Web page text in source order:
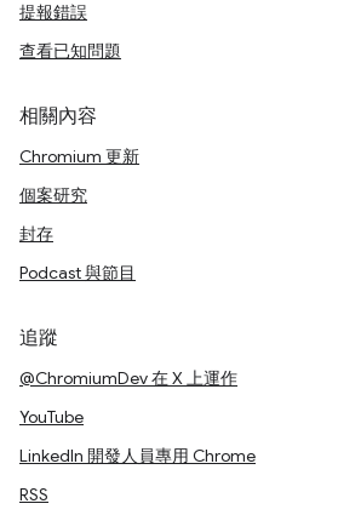
提報錯誤
查看已知問題
相關內容
Chromium 更新
個案研究
封存
Podcast 與節目
追蹤
@ChromiumDev 在 X 上運作
YouTube
LinkedIn 開發人員專用 Chrome
RSS